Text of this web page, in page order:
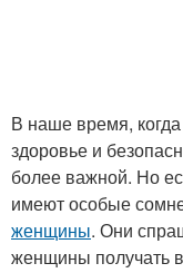
В наше время,
здоровье и
более важной. Но
имеют особые
женщины. Они
женщины получать